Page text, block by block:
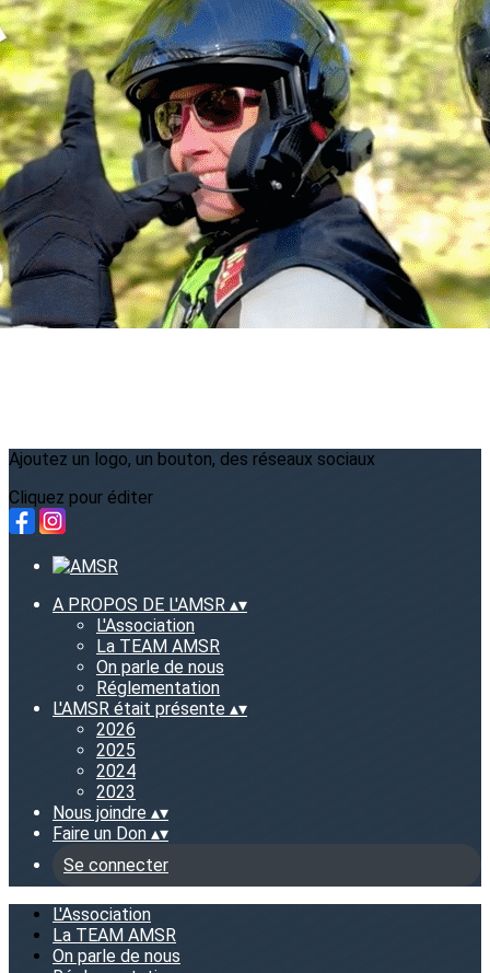
Menu
<
>
2026
2025
2024
2023
?>
Images de la page d'accueil
Cliquez pour éditer
Ajoutez un logo, un bouton, des réseaux sociaux
Cliquez pour éditer
A PROPOS DE L'AMSR ▴▾
L'Association
La TEAM AMSR
On parle de nous
Réglementation
L'AMSR était présente ▴▾
2026
2025
2024
2023
Nous joindre ▴▾
Faire un Don ▴▾
Se connecter
L'Association
La TEAM AMSR
On parle de nous